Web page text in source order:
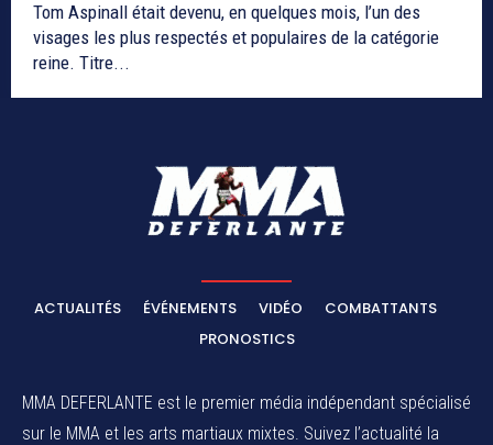
Tom Aspinall était devenu, en quelques mois, l’un des
visages les plus respectés et populaires de la catégorie
reine. Titre...
ACTUALITÉS ÉVÉNEMENTS VIDÉO
COMBATTANTS
PRONOSTICS
MMA DEFERLANTE est le premier média indépendant spécialisé
sur le MMA et les arts martiaux mixtes. Suivez l’actualité la